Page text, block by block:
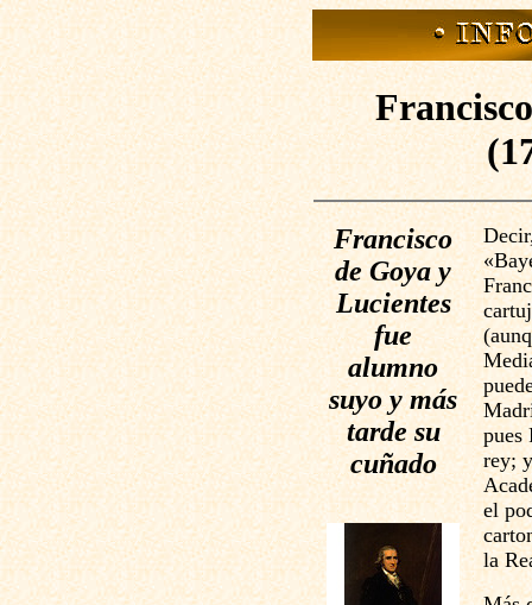
Francisco
de Goya y
Lucientes
fue
alumno
suyo y más
tarde su
cuñado
pues
rey;
el
la